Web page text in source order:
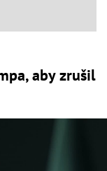
aby zrušil